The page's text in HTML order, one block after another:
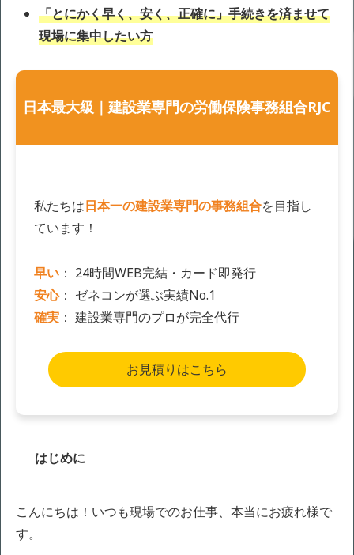
「とにかく早く、安く、正確に」手続きを済ませて
現場に集中したい方
日本最大級｜建設業専門の労働保険事務組合RJC
私たちは日本一の建設業専門の事務組合を目指し
ています！
早い： 24時間WEB完結・カード即発行
安心： ゼネコンが選ぶ実績No.1
確実： 建設業専門のプロが完全代行
お見積りはこちら
はじめに
こんにちは！いつも現場でのお仕事、本当にお疲れ様で
す。